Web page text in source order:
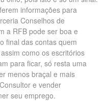
informações para
Conselhos de
a RFB pode ser boa e
final das contas quem
como os escritórios
para ficar, só resta uma
menos braçal e mais
e vender
seu emprego.